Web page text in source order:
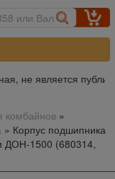
не является
комбайнов»
» Корпус подшипника
ДОН-1500 (680314,